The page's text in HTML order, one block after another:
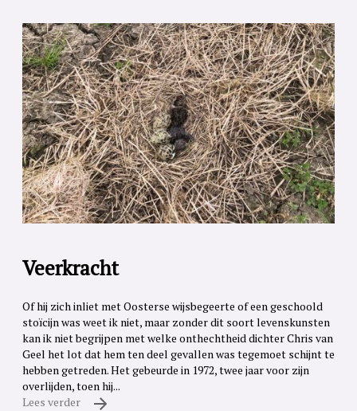
Veerkracht
Of hij zich inliet met Oosterse wijsbegeerte of een geschoold
stoïcijn was weet ik niet, maar zonder dit soort levenskunsten
kan ik niet begrijpen met welke onthechtheid dichter Chris van
Geel het lot dat hem ten deel gevallen was tegemoet schijnt te
hebben getreden. Het gebeurde in 1972, twee jaar voor zijn
overlijden, toen hij...
Lees verder